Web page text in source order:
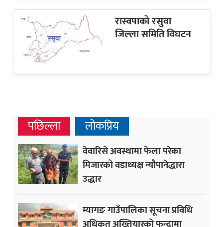
रास्वपाकाे रसुवा
जिल्ला समिति विघटन
पछिल्ला लोकप्रिय
वेवारिसे अवस्थामा फेला परेका
मिजारको वडाध्यक्ष न्यौपानेद्धारा
उद्धार
म्यागङ गाउँपालिका सूचना प्रविधि